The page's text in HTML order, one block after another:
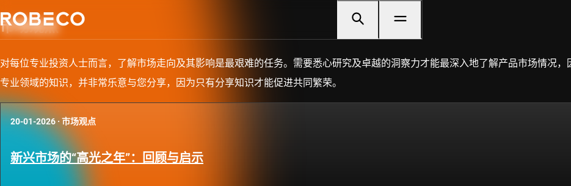
市场观点
对每位专业投资人士而言，了解市场走向及其影响是最艰难的任务。需要悉心研究及卓越的洞察力才能最深入地了解产品市场情况
专业领域的知识，并非常乐意与您分享，因为只有分享知识才能促进共同繁荣。
20-01-2026 · 市场观点
新兴市场的“高光之年”：回顾与启示